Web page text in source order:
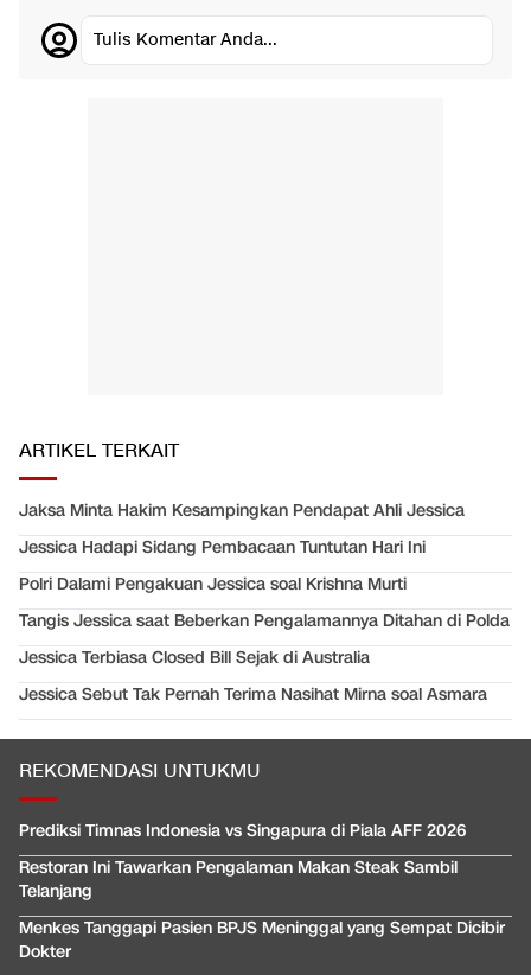
Tulis Komentar Anda...
ARTIKEL TERKAIT
Jaksa Minta Hakim Kesampingkan Pendapat Ahli Jessica
Jessica Hadapi Sidang Pembacaan Tuntutan Hari Ini
Polri Dalami Pengakuan Jessica soal Krishna Murti
Tangis Jessica saat Beberkan Pengalamannya Ditahan di Polda
Jessica Terbiasa Closed Bill Sejak di Australia
Jessica Sebut Tak Pernah Terima Nasihat Mirna soal Asmara
REKOMENDASI UNTUKMU
Prediksi Timnas Indonesia vs Singapura di Piala AFF 2026
Restoran Ini Tawarkan Pengalaman Makan Steak Sambil
Telanjang
Menkes Tanggapi Pasien BPJS Meninggal yang Sempat Dicibir
Dokter